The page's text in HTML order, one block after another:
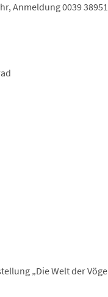
Anmeldung 0039
„Die Welt der